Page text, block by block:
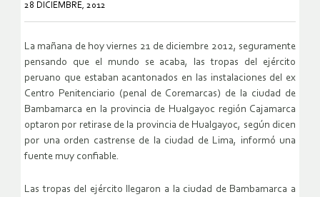
28 DICIEMBRE, 2012
La mañana de hoy viernes 21 de diciembre 2012, seguramente
pensando que el mundo se acaba, las tropas del ejército
peruano que estaban acantonados en las instalaciones del ex
Centro Penitenciario (penal de Coremarcas) de la ciudad de
Bambamarca en la provincia de Hualgayoc región Cajamarca
optaron por retirase de la provincia de Hualgayoc, según dicen
por una orden castrense de la ciudad de Lima, informó una
fuente muy confiable.
Las tropas del ejército llegaron a la ciudad de Bambamarca a